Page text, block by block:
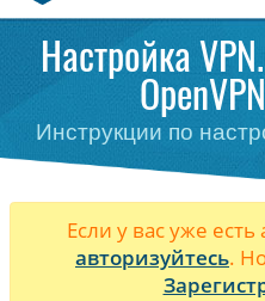
Настройка
Инструкции по
Если у вас уже
авторизуйтесь.